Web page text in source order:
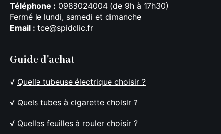
Téléphone : 0988024004 (de 9h à 17h30)
Fermé le lundi, samedi et dimanche
Email : tce@spidclic.fr
Guide d'achat
√ Quelle tubeuse électrique choisir ?
√ Quels tubes à cigarette choisir ?
√ Quelles feuilles à rouler choisir ?